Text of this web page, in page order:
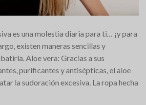
es una molestia diaria para ti… ¡y para
existen maneras sencillas y
Aloe vera: Gracias a sus
purificantes y antisépticas, el aloe
la sudoración excesiva. La ropa hecha